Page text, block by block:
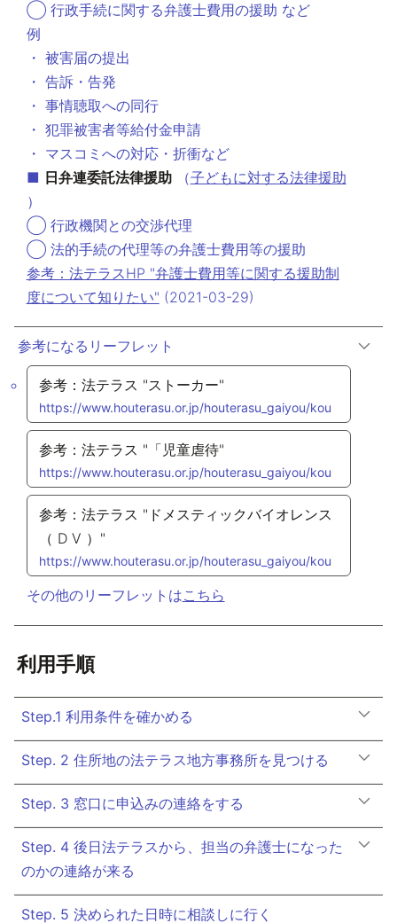
◯ 行政手続に関する弁護士費用の援助 など
例
・ 被害届の提出
・ 告訴・告発
・ 事情聴取への同行
・ 犯罪被害者等給付金申請
・ マスコミへの対応・折衝など
■ 日弁連委託法律援助（子どもに対する法律援助
）
◯ 行政機関との交渉代理
◯ 法的手続の代理等の弁護士費用等の援助
参考：法テラスHP "弁護士費用等に関する援助制
度について知りたい" (2021-03-29)
参考になるリーフレット
参考：法テラス "ストーカー"
https://www.houterasu.or.jp/houterasu_gaiyou/kou
hou/kankoubutsu/leaflet/index.files/20220401QA-
S.pdf
参考：法テラス "「児童虐待"
https://www.houterasu.or.jp/houterasu_gaiyou/kou
hou/kankoubutsu/leaflet/index.files/20220401QA-
J.pdf
参考：法テラス "ドメスティックバイオレンス
（ D V ）"
https://www.houterasu.or.jp/houterasu_gaiyou/kou
hou/kankoubutsu/leaflet/index.files/20220401QA-
DV.pdf
その他のリーフレットはこちら
利用手順
Step.1 利用条件を確かめる
Step. 2 住所地の法テラス地方事務所を見つける
Step. 3 窓口に申込みの連絡をする
Step. 4 後日法テラスから、担当の弁護士になった
のかの連絡が来る
Step. 5 決められた日時に相談しに行く